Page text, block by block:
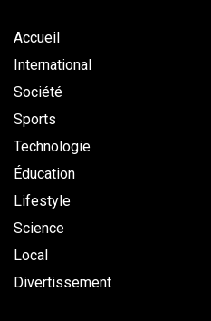
Accueil
International
Société
Sports
Technologie
Éducation
Lifestyle
Science
Local
Divertissement